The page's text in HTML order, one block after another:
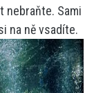
nebraňte. Sami
na ně vsadíte.